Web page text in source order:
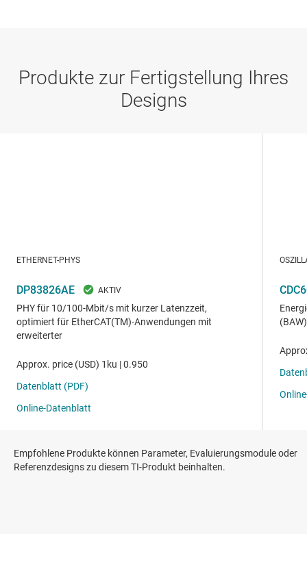
Empfohlene Produkte können Parameter, Evaluierungsmodule oder
Referenzdesigns zu diesem TI-Produkt beinhalten.